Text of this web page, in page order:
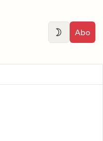
Abo